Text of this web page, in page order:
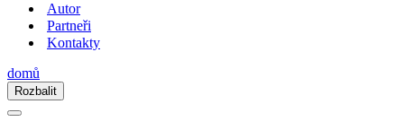
Autor
Partneři
Kontakty
domů
Rozbalit
Navigační
Navigační